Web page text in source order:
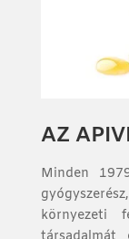
AZ
Minden
környezeti